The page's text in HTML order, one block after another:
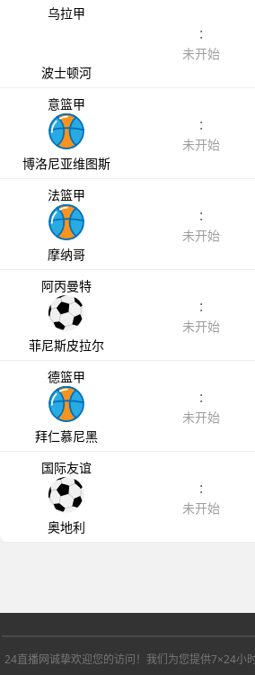
乌拉甲
波士顿河
:
未开始
意篮甲
博洛尼亚维图斯
:
未开始
法篮甲
摩纳哥
:
未开始
阿丙曼特
菲尼斯皮拉尔
:
未开始
德篮甲
拜仁慕尼黑
:
未开始
国际友谊
奥地利
:
未开始
24直播网诚挚欢迎您的访问！我们为您提供7×24小